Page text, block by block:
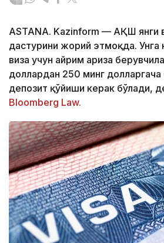
ASTANA. Kazinform — АҚШ янги
дастурини жорий этмоқда. Унга
виза учун айрим ариза
доллардан 250 минг
депозит қўйиши керак бўлади,
Bloomberg Law.